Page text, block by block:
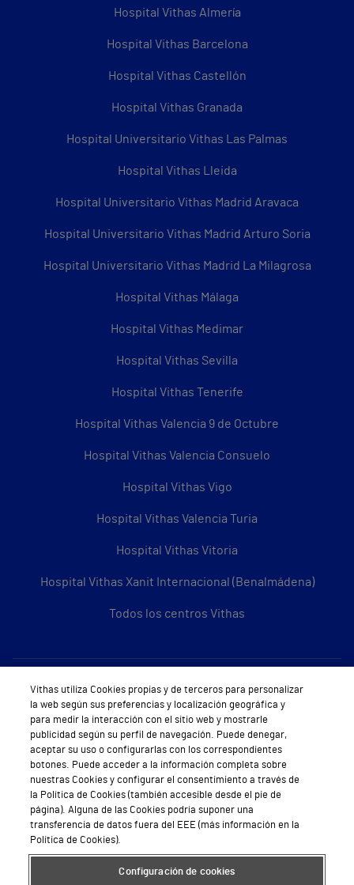
Hospital Vithas Almería
Hospital Vithas Barcelona
Hospital Vithas Castellón
Hospital Vithas Granada
Hospital Universitario Vithas Las Palmas
Hospital Vithas Lleida
Hospital Universitario Vithas Madrid Aravaca
Hospital Universitario Vithas Madrid Arturo Soria
Hospital Universitario Vithas Madrid La Milagrosa
Hospital Vithas Málaga
Hospital Vithas Medimar
Hospital Vithas Sevilla
Hospital Vithas Tenerife
Hospital Vithas Valencia 9 de Octubre
Hospital Vithas Valencia Consuelo
Hospital Vithas Vigo
Hospital Vithas Valencia Turia
Hospital Vithas Vitoria
Hospital Vithas Xanit Internacional (Benalmádena)
Todos los centros Vithas
Sobre Vithas
Quiénes somos
Trabajar en Vithas
Teléfono Cita Médica
Teléfono Atención al Cliente
Política de seguridad y salud en el trabajo
Conoce a Supervita
Vithas utiliza Cookies propias y de terceros para personalizar
la web según sus preferencias y localización geográfica y
para medir la interacción con el sitio web y mostrarle
publicidad según su perfil de navegación. Puede denegar,
aceptar su uso o configurarlas con los correspondientes
botones. Puede acceder a la información completa sobre
nuestras Cookies y configurar el consentimiento a través de
la Política de Cookies (también accesible desde el pie de
página). Alguna de las Cookies podría suponer una
transferencia de datos fuera del EEE (más información en la
Política de Cookies).
Configuración de cookies